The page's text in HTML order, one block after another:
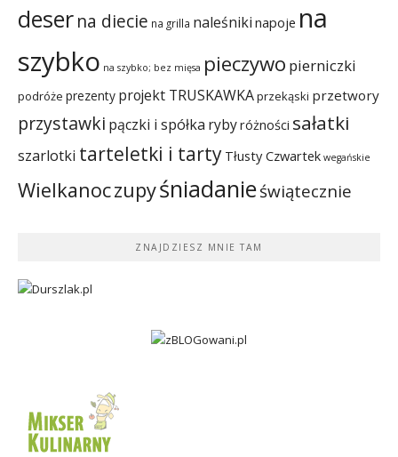
deserna diecie na grilla naleśniki napoje na
szybko na szybko; bez mięsa pieczywo pierniczki
podróże prezenty projekt TRUSKAWKAprzekąski przetwory
przystawki pączki i spółka rybyróżności sałatki
szarlotki tarteletki i tarty Tłusty Czwartek wegańskie
Wielkanoczupyśniadanieświątecznie
ZNAJDZIESZ MNIE TAM